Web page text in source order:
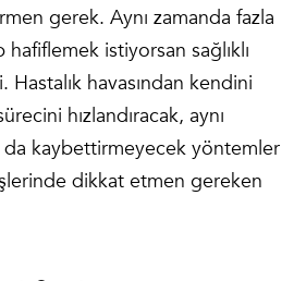
gerek. Aynı zamanda fazla
istiyorsan sağlıklı
havasından kendini
hızlandıracak, aynı
da kaybettirmeyecek yöntemler
dikkat etmen gereken